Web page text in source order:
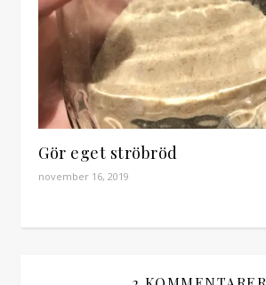
Gör eget ströbröd
november 16, 2019